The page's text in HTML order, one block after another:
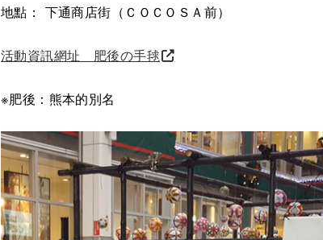
地點： 下通商店街（ＣＯＣＯＳＡ前）
活動資訊網址 肥後の手毬
※肥後：熊本的別名